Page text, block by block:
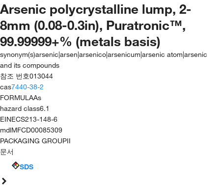
Arsenic polycrystalline lump, 2-
8mm (0.08-0.3in), Puratronic™,
99.99999+% (metals basis)
synonym(s)arsenic|arsen|arsenico|arsenicum|arsenic atom|arsenic
and its compounds
참조 번호013044
cas7440-38-2
FORMULAAs
hazard class6.1
EINECS213-148-6
mdlMFCD00085309
PACKAGING GROUPII
문서
SDS